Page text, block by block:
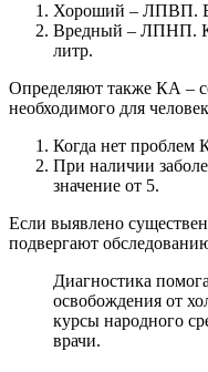
Хороший – ЛПВП. В
Вредный – ЛПНП.
литр.
Определяют также КА –
необходимого для
Когда нет проблем
При наличии
значение от 5.
Если выявлено
подвергают
Диагностика
освобождения от
курсы народного
врачи.